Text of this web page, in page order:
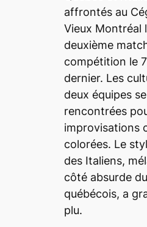
affrontés au
Vieux Montréal
deuxième
compétition le
dernier. Les
deux équipes
rencontrées
improvisations
colorées. Le
des Italiens,
côté absurde
québécois, a
plu.